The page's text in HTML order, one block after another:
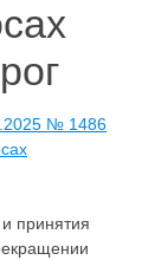
№ 1486
принятия